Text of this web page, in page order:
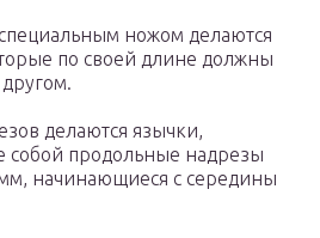
ножом делаются
по своей длине должны
другом.
делаются язычки,
собой продольные надрезы
начинающиеся с середины